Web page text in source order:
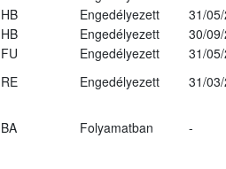
HB Engedélyezett
31/
HB Engedélyezett
30/
FU Engedélyezett
31/
RE Engedélyezett
31/
BA Folyamatban -